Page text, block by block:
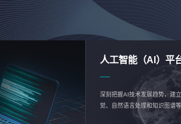
人工智能（AI）平
深刻把握AI技术发展趋势，建
觉、自然语言处理和知识图谱
续优化企业数智化转型加速器